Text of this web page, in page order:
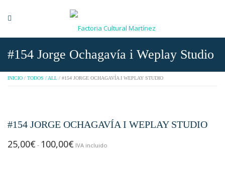
#154 Jorge Ochagavía i Weplay Studio
INICIO / TODOS / ALL / #154 JORGE OCHAGAVÍA I WEPLAY STUDIO
#154 JORGE OCHAGAVÍA I WEPLAY STUDIO
25,00€ - 100,00€ Rango
IVA incluido